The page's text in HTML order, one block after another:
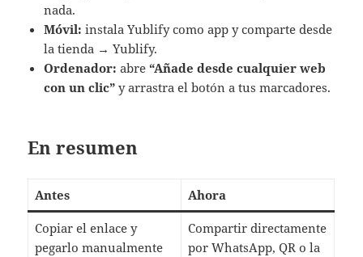
nada.
Móvil: instala Yublify como app y comparte desde
la tienda → Yublify.
Ordenador: abre“Añade desde cualquier web
con un clic” y arrastra el botón a tus marcadores.
En resumen
Antes Ahora
Copiar el enlace y
pegarlo manualmente
Compartir directamente
por WhatsApp, QR o la